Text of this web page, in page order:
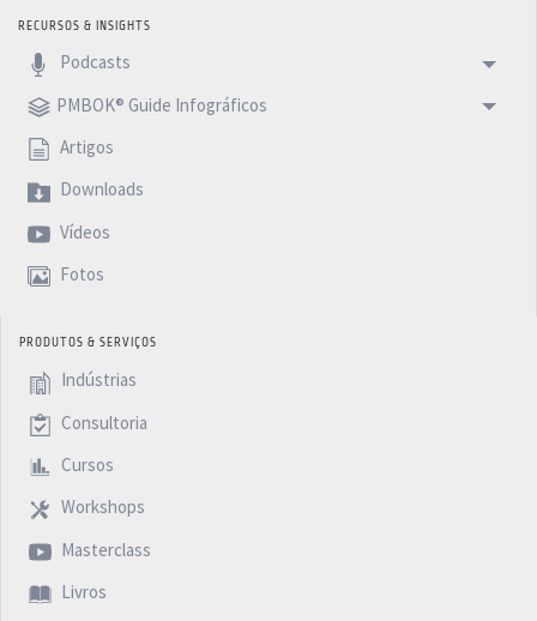
RECURSOS & INSIGHTS
Podcasts
PMBOK® Guide Infográficos
Artigos
Downloads
Vídeos
Fotos
PRODUTOS & SERVIÇOS
Indústrias
Consultoria
Cursos
Workshops
Masterclass
Livros